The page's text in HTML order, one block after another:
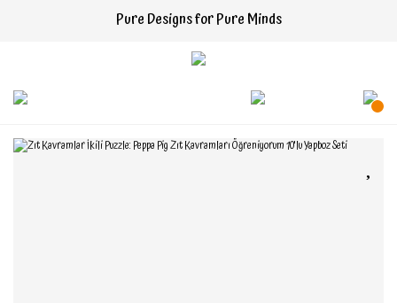
Pure Designs for Pure Minds